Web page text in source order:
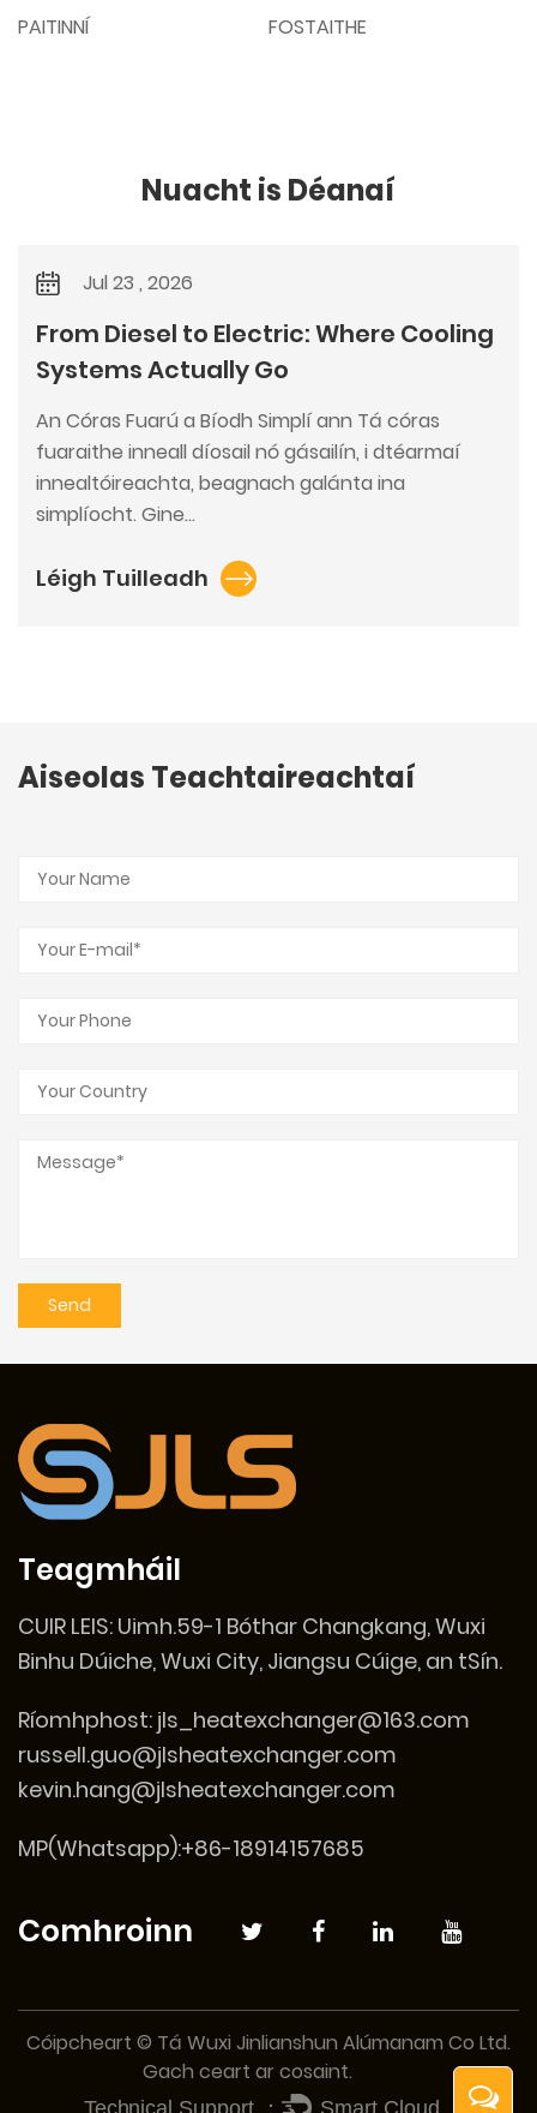
PAITINNÍ FOSTAITHE
Nuacht is Déanaí
Jul 23 , 2026
From Diesel to Electric: Where Cooling
Systems Actually Go
An Córas Fuarú a Bíodh Simplí ann Tá córas
fuaraithe inneall díosail nó gásailín, i dtéarmaí
innealtóireachta, beagnach galánta ina
simplíocht. Gine...
Léigh Tuilleadh
Aiseolas Teachtaireachtaí
Teagmháil
CUIR LEIS: Uimh.59-1 Bóthar Changkang, Wuxi
Binhu Dúiche, Wuxi City, Jiangsu Cúige, an tSín.
Ríomhphost: jls_heatexchanger@163.com
russell.guo@jlsheatexchanger.com
kevin.hang@jlsheatexchanger.com
MP(Whatsapp):+86-18914157685
Comhroinn
Cóipcheart © Tá Wuxi Jinlianshun Alúmanam Co Ltd.
Gach ceart ar cosaint.